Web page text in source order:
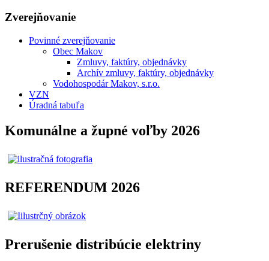
Zverejňovanie
Povinné zverejňovanie
Obec Makov
Zmluvy, faktúry, objednávky
Archív zmluvy, faktúry, objednávky
Vodohospodár Makov, s.r.o.
VZN
Úradná tabuľa
Komunálne a župné voľby 2026
REFERENDUM 2026
Prerušenie distribúcie elektriny